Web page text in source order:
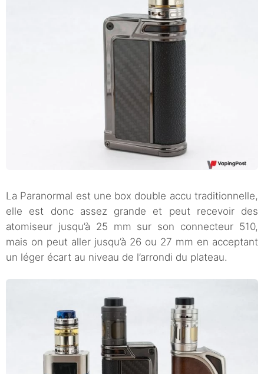
La Paranormal est une box double accu traditionnelle,
elle est donc assez grande et peut recevoir des
atomiseur jusqu’à 25 mm sur son connecteur 510,
mais on peut aller jusqu’à 26 ou 27 mm en acceptant
un léger écart au niveau de l’arrondi du plateau.